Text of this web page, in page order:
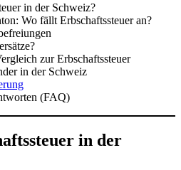
in der Schweiz?
Wo fällt Erbschaftssteuer an?
zur Erbschaftssteuer
in der Schweiz
(FAQ)
in der